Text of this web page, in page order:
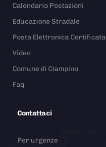
Calendario Postazioni
Educazione Stradale
Posta Elettronica Certificata
Video
Comune di Ciampino
Faq
Contattaci
Per urgenze